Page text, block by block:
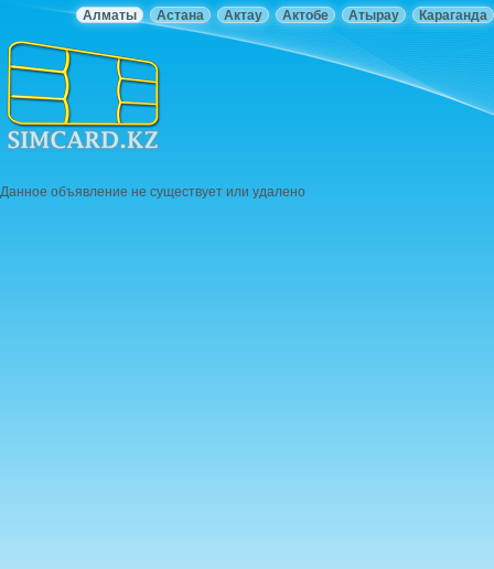
Караганда
Атырау
Актобе
Актау
Астана
Алматы
Данное объявление не существует или удалено